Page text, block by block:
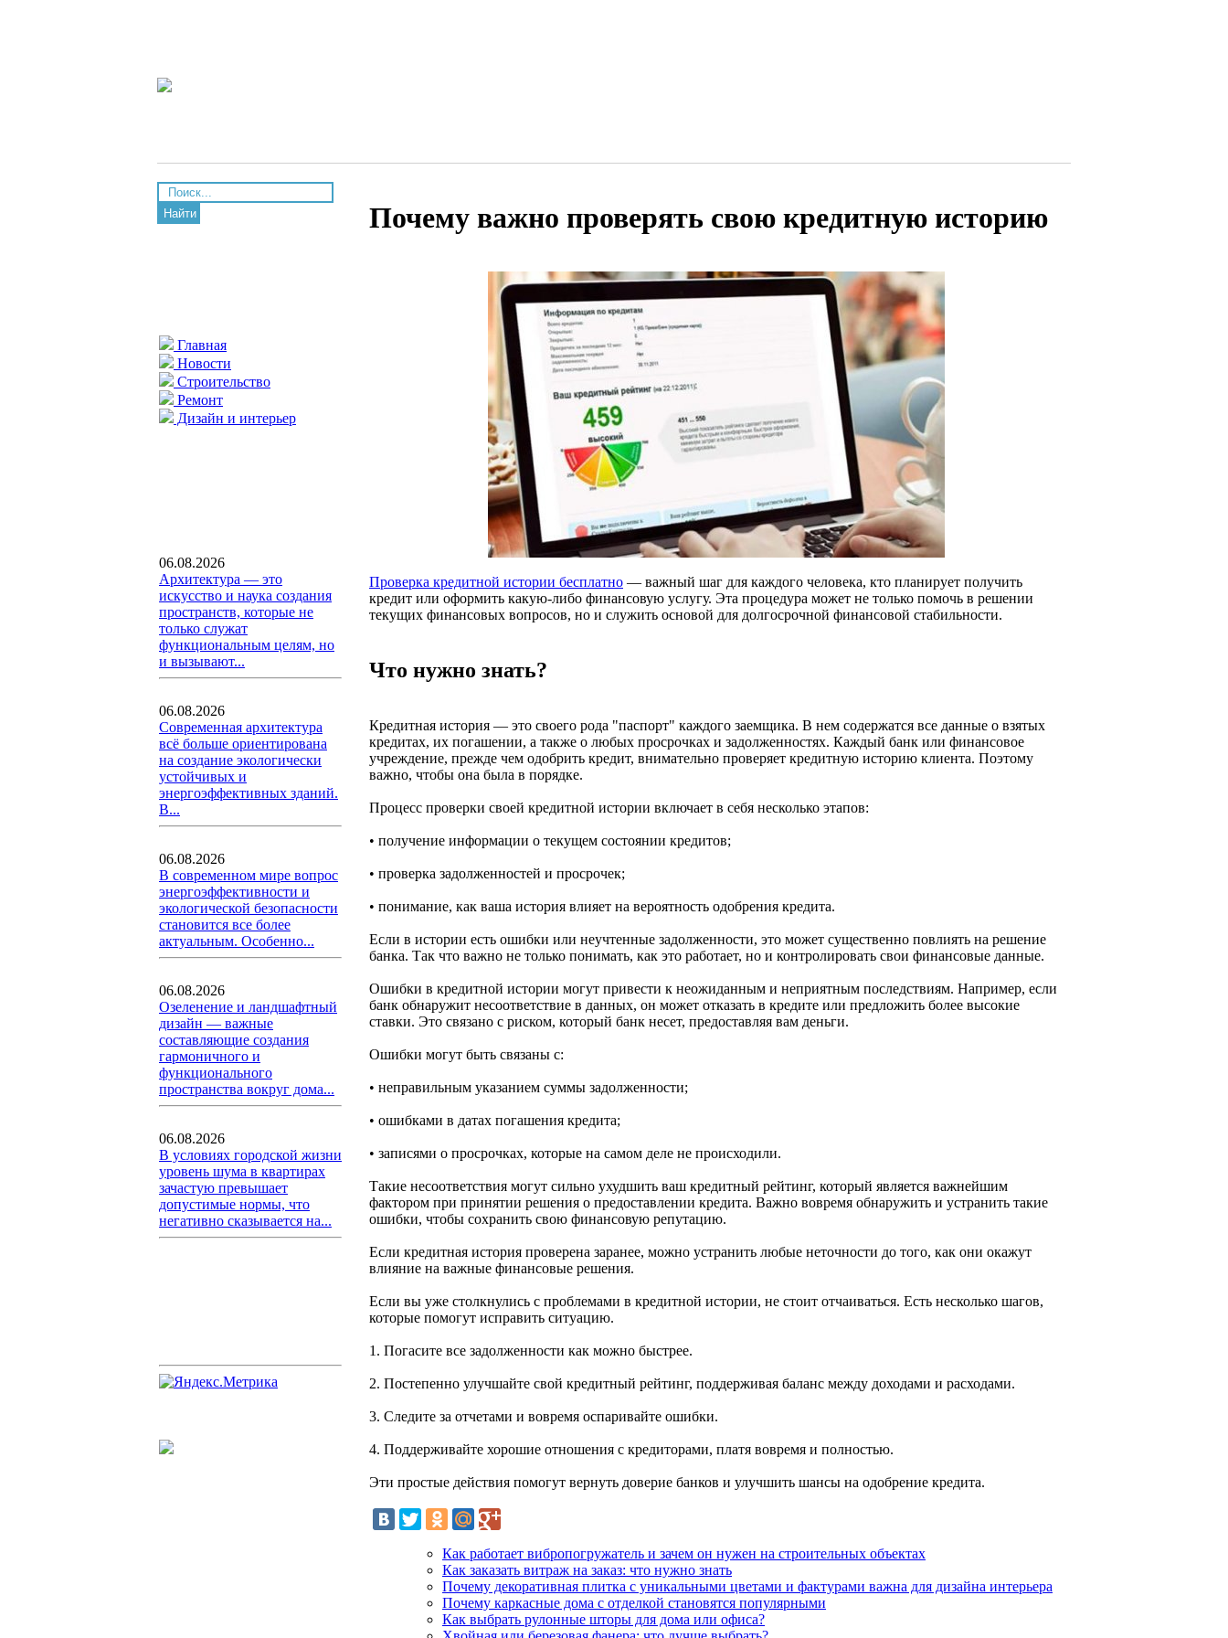
Найти
Главная
Новости
Строительство
Ремонт
Дизайн и интерьер
06.08.2026
Архитектура — это
искусство и наука создания
пространств, которые не
только служат
функциональным целям, но
и вызывают...
06.08.2026
Современная архитектура
всё больше ориентирована
на создание экологически
устойчивых и
энергоэффективных зданий.
В...
06.08.2026
В современном мире вопрос
энергоэффективности и
экологической безопасности
становится все более
актуальным. Особенно...
06.08.2026
Озеленение и ландшафтный
дизайн — важные
составляющие создания
гармоничного и
функционального
пространства вокруг дома...
06.08.2026
В условиях городской жизни
уровень шума в квартирах
зачастую превышает
допустимые нормы, что
негативно сказывается на...
Почему важно проверять свою кредитную историю
Проверка кредитной истории бесплатно — важный шаг для каждого человека, кто планирует получить
кредит или оформить какую-либо финансовую услугу. Эта процедура может не только помочь в решении
текущих финансовых вопросов, но и служить основой для долгосрочной финансовой стабильности.
Что нужно знать?
Кредитная история — это своего рода "паспорт" каждого заемщика. В нем содержатся все данные о взятых
кредитах, их погашении, а также о любых просрочках и задолженностях. Каждый банк или финансовое
учреждение, прежде чем одобрить кредит, внимательно проверяет кредитную историю клиента. Поэтому
важно, чтобы она была в порядке.
Процесс проверки своей кредитной истории включает в себя несколько этапов:
• получение информации о текущем состоянии кредитов;
• проверка задолженностей и просрочек;
• понимание, как ваша история влияет на вероятность одобрения кредита.
Если в истории есть ошибки или неучтенные задолженности, это может существенно повлиять на решение
банка. Так что важно не только понимать, как это работает, но и контролировать свои финансовые данные.
Ошибки в кредитной истории могут привести к неожиданным и неприятным последствиям. Например, если
банк обнаружит несоответствие в данных, он может отказать в кредите или предложить более высокие
ставки. Это связано с риском, который банк несет, предоставляя вам деньги.
Ошибки могут быть связаны с:
• неправильным указанием суммы задолженности;
• ошибками в датах погашения кредита;
• записями о просрочках, которые на самом деле не происходили.
Такие несоответствия могут сильно ухудшить ваш кредитный рейтинг, который является важнейшим
фактором при принятии решения о предоставлении кредита. Важно вовремя обнаружить и устранить такие
ошибки, чтобы сохранить свою финансовую репутацию.
Если кредитная история проверена заранее, можно устранить любые неточности до того, как они окажут
влияние на важные финансовые решения.
Если вы уже столкнулись с проблемами в кредитной истории, не стоит отчаиваться. Есть несколько шагов,
которые помогут исправить ситуацию.
1. Погасите все задолженности как можно быстрее.
2. Постепенно улучшайте свой кредитный рейтинг, поддерживая баланс между доходами и расходами.
3. Следите за отчетами и вовремя оспаривайте ошибки.
4. Поддерживайте хорошие отношения с кредиторами, платя вовремя и полностью.
Эти простые действия помогут вернуть доверие банков и улучшить шансы на одобрение кредита.
Как работает вибропогружатель и зачем он нужен на строительных объектах
Как заказать витраж на заказ: что нужно знать
Почему декоративная плитка с уникальными цветами и фактурами важна для дизайна интерьера
Почему каркасные дома с отделкой становятся популярными
Как выбрать рулонные шторы для дома или офиса?